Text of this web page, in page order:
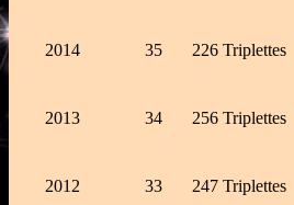
2014 35 226 Triplettes
2013 34 256 Triplettes
2012 33 247 Triplettes